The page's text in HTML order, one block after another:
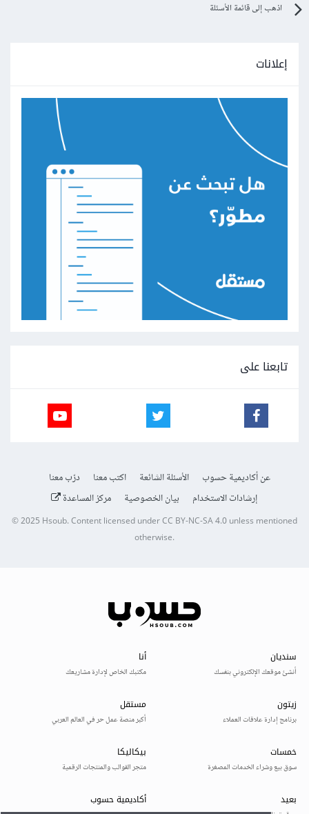
اذهب إلى قائمة الأسئلة
إعلانات
تابعنا على
عن أكاديمية حسوب الأسئلة الشائعة اكتب معنا
درّب معنا
إرشادات الاستخدام
بيان الخصوصية مركز المساعدة
© 2025Hsoub.Content licensed underCC BY-NC-SA 4.0unless mentioned
otherwise.